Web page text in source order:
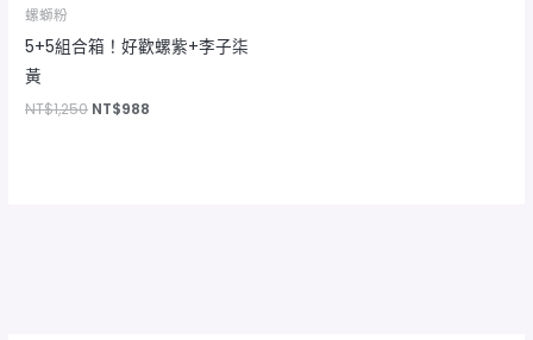
螺螄粉
5+5組合箱！好歡螺紫+李子柒
黃
NT$1,250 NT$988